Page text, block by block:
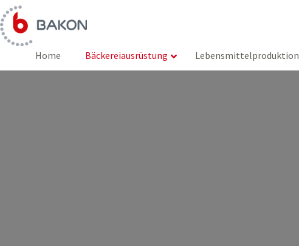
Zum
Inhalt
springen
Home Bäckereiausrüstung Lebensmittelproduktion